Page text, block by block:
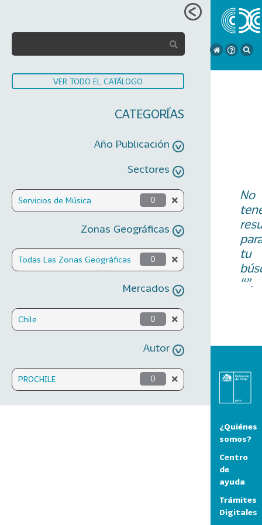
VER TODO EL CATÁLOGO
CATEGORÍAS
Año Publicación
Sectores
Servicios de Música 0
Zonas Geográficas
Todas Las Zonas Geográficas 0
Mercados
Chile 0
Autor
PROCHILE 0
No
tu
“”.
¿Quiénes
somos?
Centro
de
ayuda
Trámites
Digitales